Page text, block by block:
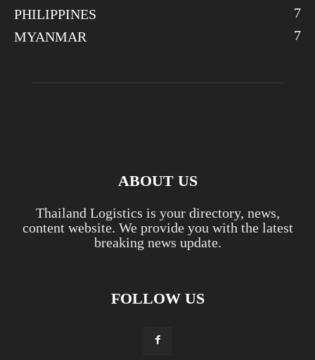
PHILIPPINES
7
MYANMAR
7
ABOUT US
Thailand Logistics is your directory, news,
content website. We provide you with the latest
breaking news update.
FOLLOW US